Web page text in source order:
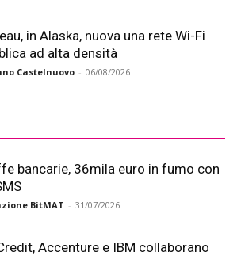
in Alaska, nuova una rete Wi-Fi
ad alta densità
Castelnuovo - 06/08/2026
bancarie, 36mila euro in fumo con
BitMAT - 31/07/2026
Accenture e IBM collaborano